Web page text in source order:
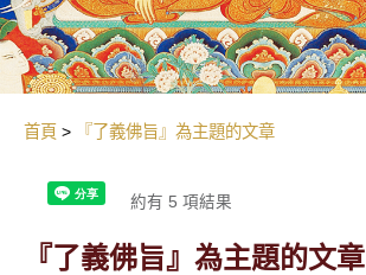
首頁 『了義佛旨』為主題的文章
『了義佛旨』為主題的文章
約有 5 項結果